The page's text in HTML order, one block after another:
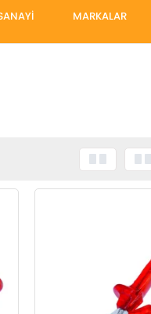
MARKALAR